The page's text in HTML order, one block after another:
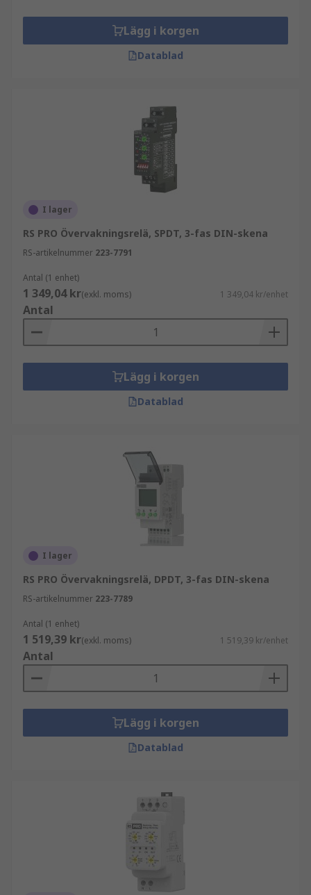
Lägg i korgen
Datablad
I lager
RS PRO Övervakningsrelä, SPDT, 3-fas DIN-skena
RS-artikelnummer 223-7791
Antal (1 enhet)
1 349,04 kr(exkl. moms) 1 349,04 kr/enhet
Antal
Lägg i korgen
Datablad
I lager
RS PRO Övervakningsrelä, DPDT, 3-fas DIN-skena
RS-artikelnummer 223-7789
Antal (1 enhet)
1 519,39 kr(exkl. moms) 1 519,39 kr/enhet
Antal
Lägg i korgen
Datablad